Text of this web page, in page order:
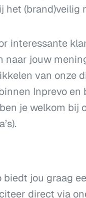
(brand)veilig
interessante
naar jouw
van onze
Inprevo en
je welkom bij
jou graag
direct via